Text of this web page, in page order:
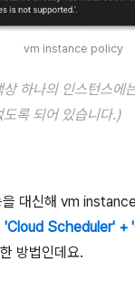
vm instance policy
하나의 인스턴스에
록 되어 있습니다.)
대신해 vm
'Cloud Scheduler' +
방법인데요.